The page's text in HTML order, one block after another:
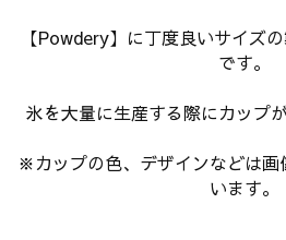
【Powdery】に丁度良いサイズ
です。
氷を大量に生産する際にカップ
※カップの色、デザインなどは画
います。